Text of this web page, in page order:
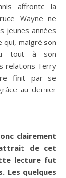
affronte la
Wayne ne
jeunes années
qui, malgré son
tout à son
relations Terry
finit par se
au dernier
clairement
de cet
lecture fut
Les quelques